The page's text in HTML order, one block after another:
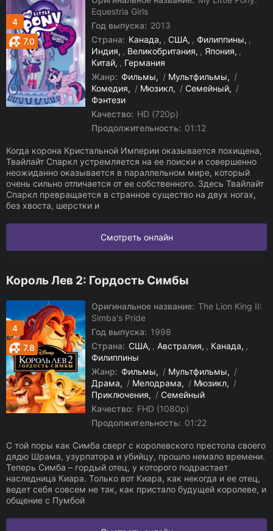
4
7.0
Equestria Girls
Год выпуска: 2013
Страна: Канада , США , Филиппины ,
Индия , Великобритания , Япония ,
Китай , Германия
Жанр: Фильмы / Мультфильмы
/
Комедия
/ Мюзикл / Семейный
/
Фэнтези
Качество: HD (720p)
Продолжительность: 01:12
Когда корона Кристальной Империи оказывается похищена,
Твайлайт Спаркл устремляется на ее поиски и совершенно
неожиданно оказывается в параллельном мире, который
очень сильно отличается от ее собственного. Здесь Твайлайт
Спаркл превращается в странное существо на двух ногах,
без хвоста, шерстки и
Смотреть онлайн
Король Лев 2: Гордость Симбы
4
7.8
Оригинальное название: The Lion King II:
Simba's Pride
Год выпуска: 1998
Страна: США , Австралия , Канада ,
Филиппины
Жанр: Фильмы / Мультфильмы
/
Драма
/ Мелодрама / Мюзикл
/
Приключения
/ Семейный
Качество: FHD (1080p)
Продолжительность: 01:22
С той поры как Симба сверг с королевского престола своего
дядю Шрама, узурпатора и убийцу, прошло немало времени.
Теперь Симба – гордый отец, у которого подрастает
наследница Киара. Только вот Киара, как некогда и ее отец,
ведет себя совсем не так, как пристало будущей королеве, и
общение с Пумбой